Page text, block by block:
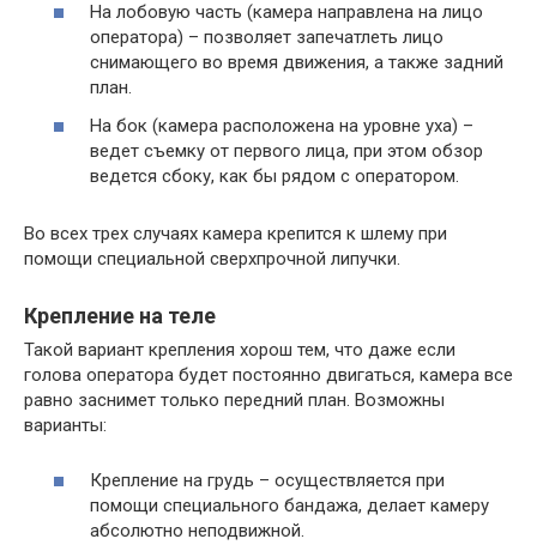
На лобовую часть (камера направлена на лицо
оператора) – позволяет запечатлеть лицо
снимающего во время движения, а также задний
план.
На бок (камера расположена на уровне уха) –
ведет съемку от первого лица, при этом обзор
ведется сбоку, как бы рядом с оператором.
Во всех трех случаях камера крепится к шлему при
помощи специальной сверхпрочной липучки.
Крепление на теле
Такой вариант крепления хорош тем, что даже если
голова оператора будет постоянно двигаться, камера все
равно заснимет только передний план. Возможны
варианты:
Крепление на грудь – осуществляется при
помощи специального бандажа, делает камеру
абсолютно неподвижной.